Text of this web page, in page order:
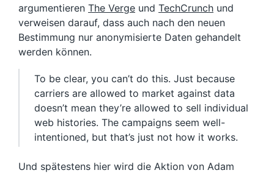
argumentieren The Verge und TechCrunch und
verweisen darauf, dass auch nach den neuen
Bestimmung nur anonymisierte Daten gehandelt
werden können.
To be clear, you can’t do this. Just because
carriers are allowed to market against data
doesn’t mean they’re allowed to sell individual
web histories. The campaigns seem well-
intentioned, but that’s just not how it works.
Und spätestens hier wird die Aktion von Adam